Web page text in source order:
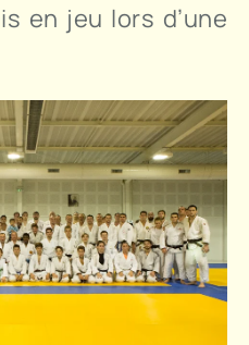
en jeu lors d’une